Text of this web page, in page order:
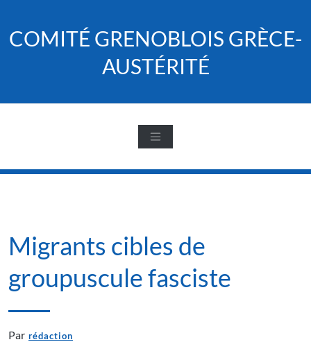
content
COMITÉ GRENOBLOIS GRÈCE-
AUSTÉRITÉ
Migrants cibles de
groupuscule fasciste
Par rédaction